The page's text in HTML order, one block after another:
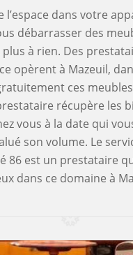
l’espace dans votre
débarrasser des
à rien. Des
opèrent à Mazeuil,
ces
récupère les
vous à la date qui
son volume. Le
86 est un prestataire
dans ce domaine à